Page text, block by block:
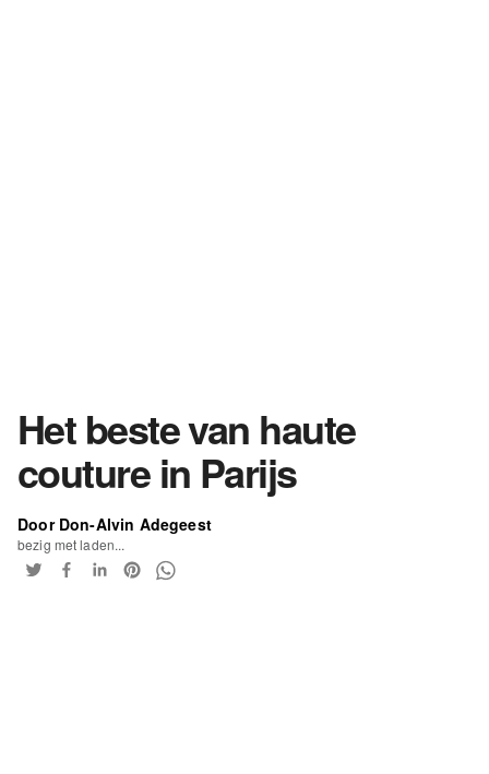
Het beste van haute
couture in Parijs
Door Don-Alvin Adegeest
bezig met laden...